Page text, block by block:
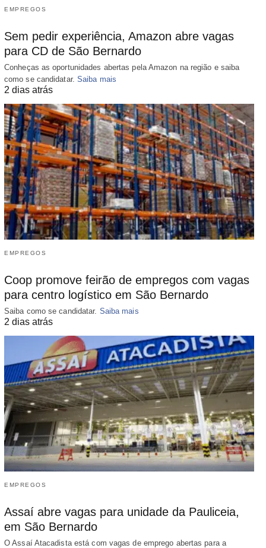
EMPREGOS
Sem pedir experiência, Amazon abre vagas
para CD de São Bernardo
Conheças as oportunidades abertas pela Amazon na região e saiba
como se candidatar. Saiba mais
2 dias atrás
EMPREGOS
Coop promove feirão de empregos com vagas
para centro logístico em São Bernardo
Saiba como se candidatar. Saiba mais
2 dias atrás
EMPREGOS
Assaí abre vagas para unidade da Pauliceia,
em São Bernardo
O Assaí Atacadista está com vagas de emprego abertas para a